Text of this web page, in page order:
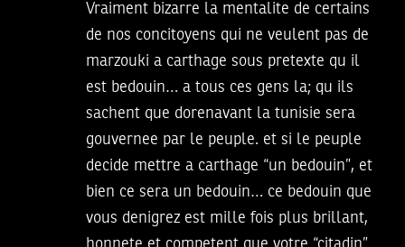
Vraiment bizarre la mentalite de certains
de nos concitoyens qui ne veulent pas de
marzouki a carthage sous pretexte qu il
est bedouin… a tous ces gens la; qu ils
sachent que dorenavant la tunisie sera
gouvernee par le peuple. et si le peuple
decide mettre a carthage “un bedouin”, et
bien ce sera un bedouin… ce bedouin que
vous denigrez est mille fois plus brillant,